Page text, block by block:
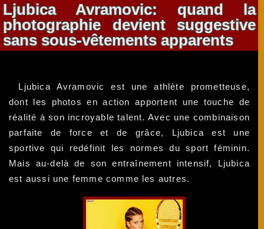
Ljubica Avramovic: quand la
photographie devient suggestive
sans sous-vêtements apparents
Ljubica Avramovic est une athlète prometteuse,
dont les photos en action apportent une touche de
réalité à son incroyable talent. Avec une combinaison
parfaite de force et de grâce, Ljubica est une
sportive qui redéfinit les normes du sport féminin.
Mais au-delà de son entraînement intensif, Ljubica
est aussi une femme comme les autres.